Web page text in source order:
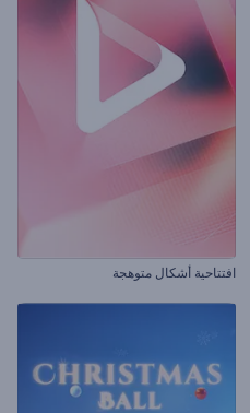
افتتاحية أشكال متوهجة